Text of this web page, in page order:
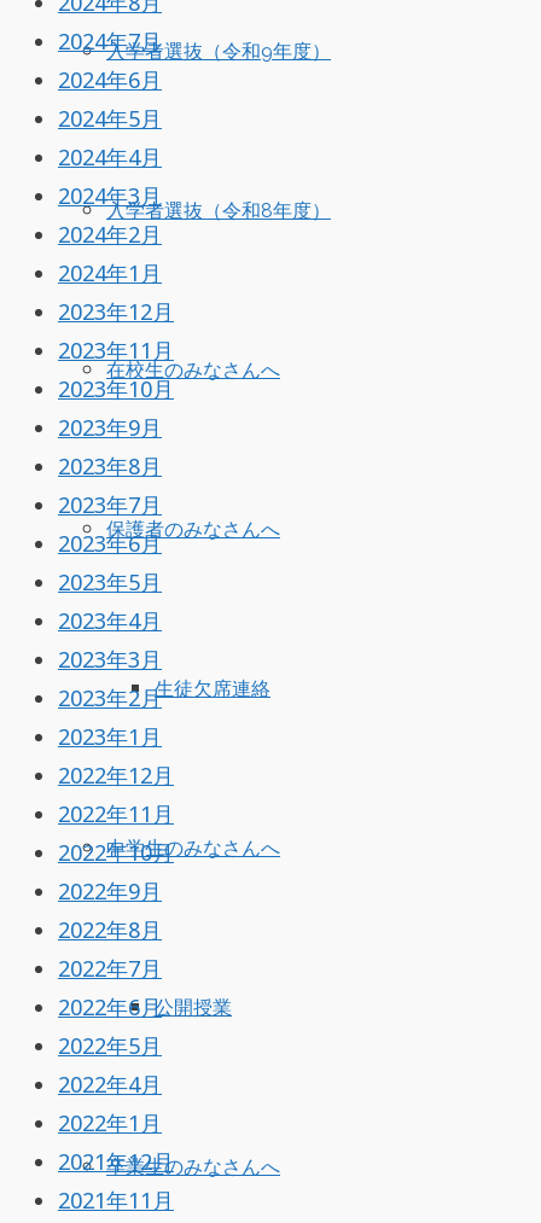
入学者選抜（令和9年度）
入学者選抜（令和8年度）
在校生のみなさんへ
保護者のみなさんへ
生徒欠席連絡
中学生のみなさんへ
公開授業
卒業生のみなさんへ
2024年7月
2024年6月
2024年5月
2024年4月
2024年3月
2024年2月
2024年1月
2023年12月
2023年11月
2023年10月
2023年9月
2023年8月
2023年7月
2023年6月
2023年5月
2023年4月
2023年3月
2023年2月
2023年1月
2022年12月
2022年11月
2022年10月
2022年9月
2022年8月
2022年7月
2022年6月
2022年5月
2022年4月
2022年1月
2021年12月
2021年11月